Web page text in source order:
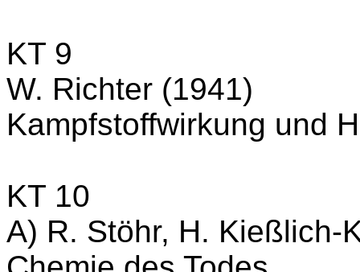
KT 9
W. Richter (1941)
Kampfstoffwirkung und
KT 10
A) R. Stöhr, H. Kießlich-